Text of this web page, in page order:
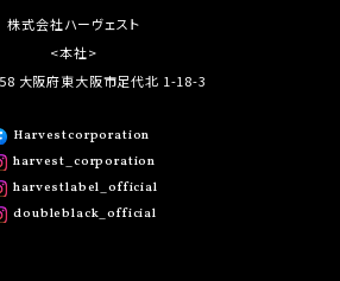
株式会社ハーヴェスト
<本社>
大阪府東大阪市足代北 1-18-3
Harvestcorporation
harvest_corporation
harvestlabel_official
doubleblack_official